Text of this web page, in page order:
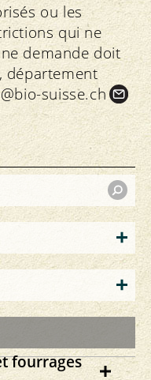
ou les
qui ne
demande doit
département
suisse.ch
fourrages